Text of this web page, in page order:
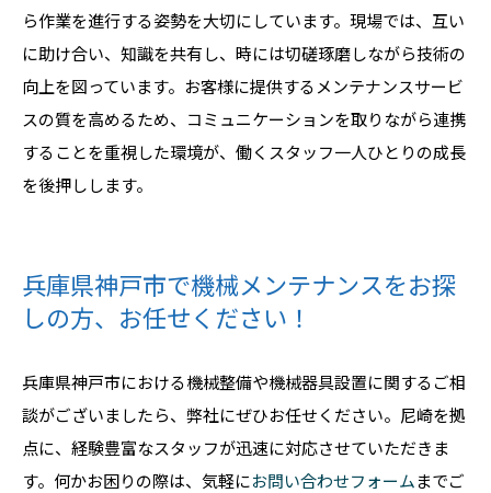
ら作業を進行する姿勢を大切にしています。現場では、互い
に助け合い、知識を共有し、時には切磋琢磨しながら技術の
向上を図っています。お客様に提供するメンテナンスサービ
スの質を高めるため、コミュニケーションを取りながら連携
することを重視した環境が、働くスタッフ一人ひとりの成長
を後押しします。
兵庫県神戸市で機械メンテナンスをお探
しの方、お任せください！
兵庫県神戸市における機械整備や機械器具設置に関するご相
談がございましたら、弊社にぜひお任せください。尼崎を拠
点に、経験豊富なスタッフが迅速に対応させていただきま
す。何かお困りの際は、気軽にお問い合わせフォームまでご